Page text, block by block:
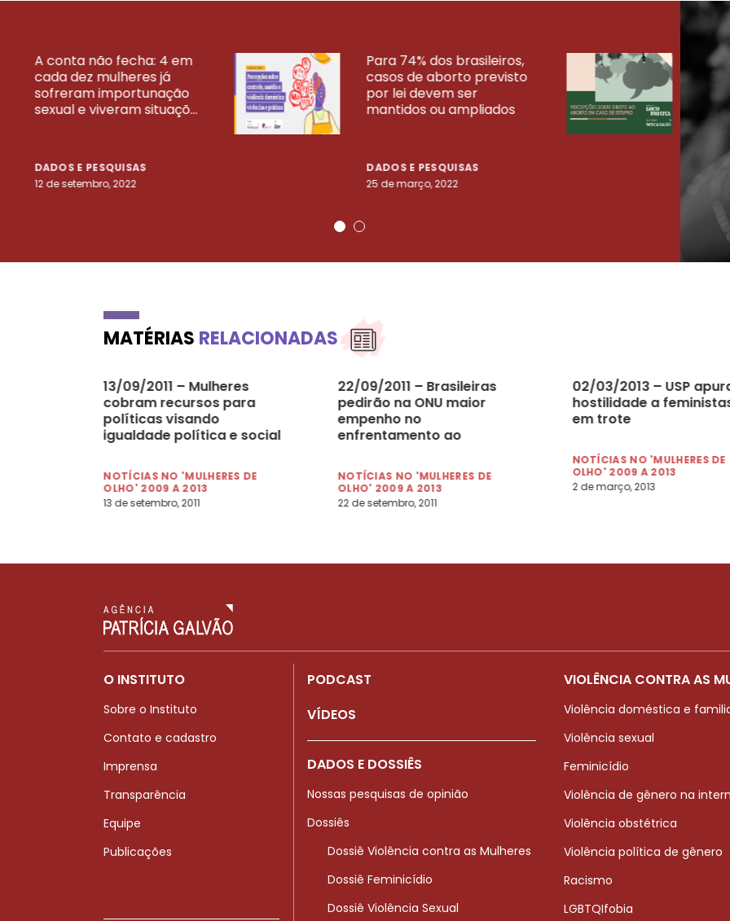
A conta não fecha: 4 em
cada dez mulheres já
sofreram importunação
sexual e viveram situaçõ...
DADOS E PESQUISAS
12 de setembro, 2022
Para 74% dos brasileiros,
casos de aborto previsto
por lei devem ser
mantidos ou ampliados
DADOS E PESQUISAS
25 de março, 2022
23
VEJA MAIS PESQUISAS
MATÉRIAS RELACIONADAS
13/09/2011 – Mulheres
cobram recursos para
políticas visando
igualdade política e social
NOTÍCIAS NO 'MULHERES DE
OLHO' 2009 A 2013
13 de setembro, 2011
22/09/2011 – Brasileiras
pedirão na ONU maior
empenho no
enfrentamento ao
Latina
NOTÍCIAS NO 'MULHERES DE
OLHO' 2009 A 2013
22 de setembro, 2011
02/03/2013 – USP
hostilidade a
em trote
NOTÍCIAS NO 'MULHERES DE
OLHO' 2009 A 2013
2 de março, 2013
O INSTITUTO
Sobre o Instituto
Contato e cadastro
Imprensa
Transparência
Equipe
Publicações
PODCAST
VÍDEOS
DADOS E DOSSIÊS
Nossas pesquisas de opinião
Dossiês
Dossiê Violência contra as Mulheres
Dossiê Feminicídio
Dossiê Violência Sexual
VIOLÊNCIA CONTRA AS
Violência doméstica e
Violência sexual
Feminicídio
Violência de gênero na
Violência obstétrica
Violência política de gênero
Racismo
LGBTQIfobia